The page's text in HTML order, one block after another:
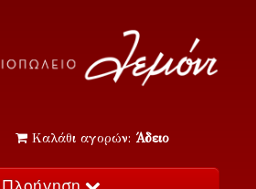
Καλάθι αγορών: Άδειο